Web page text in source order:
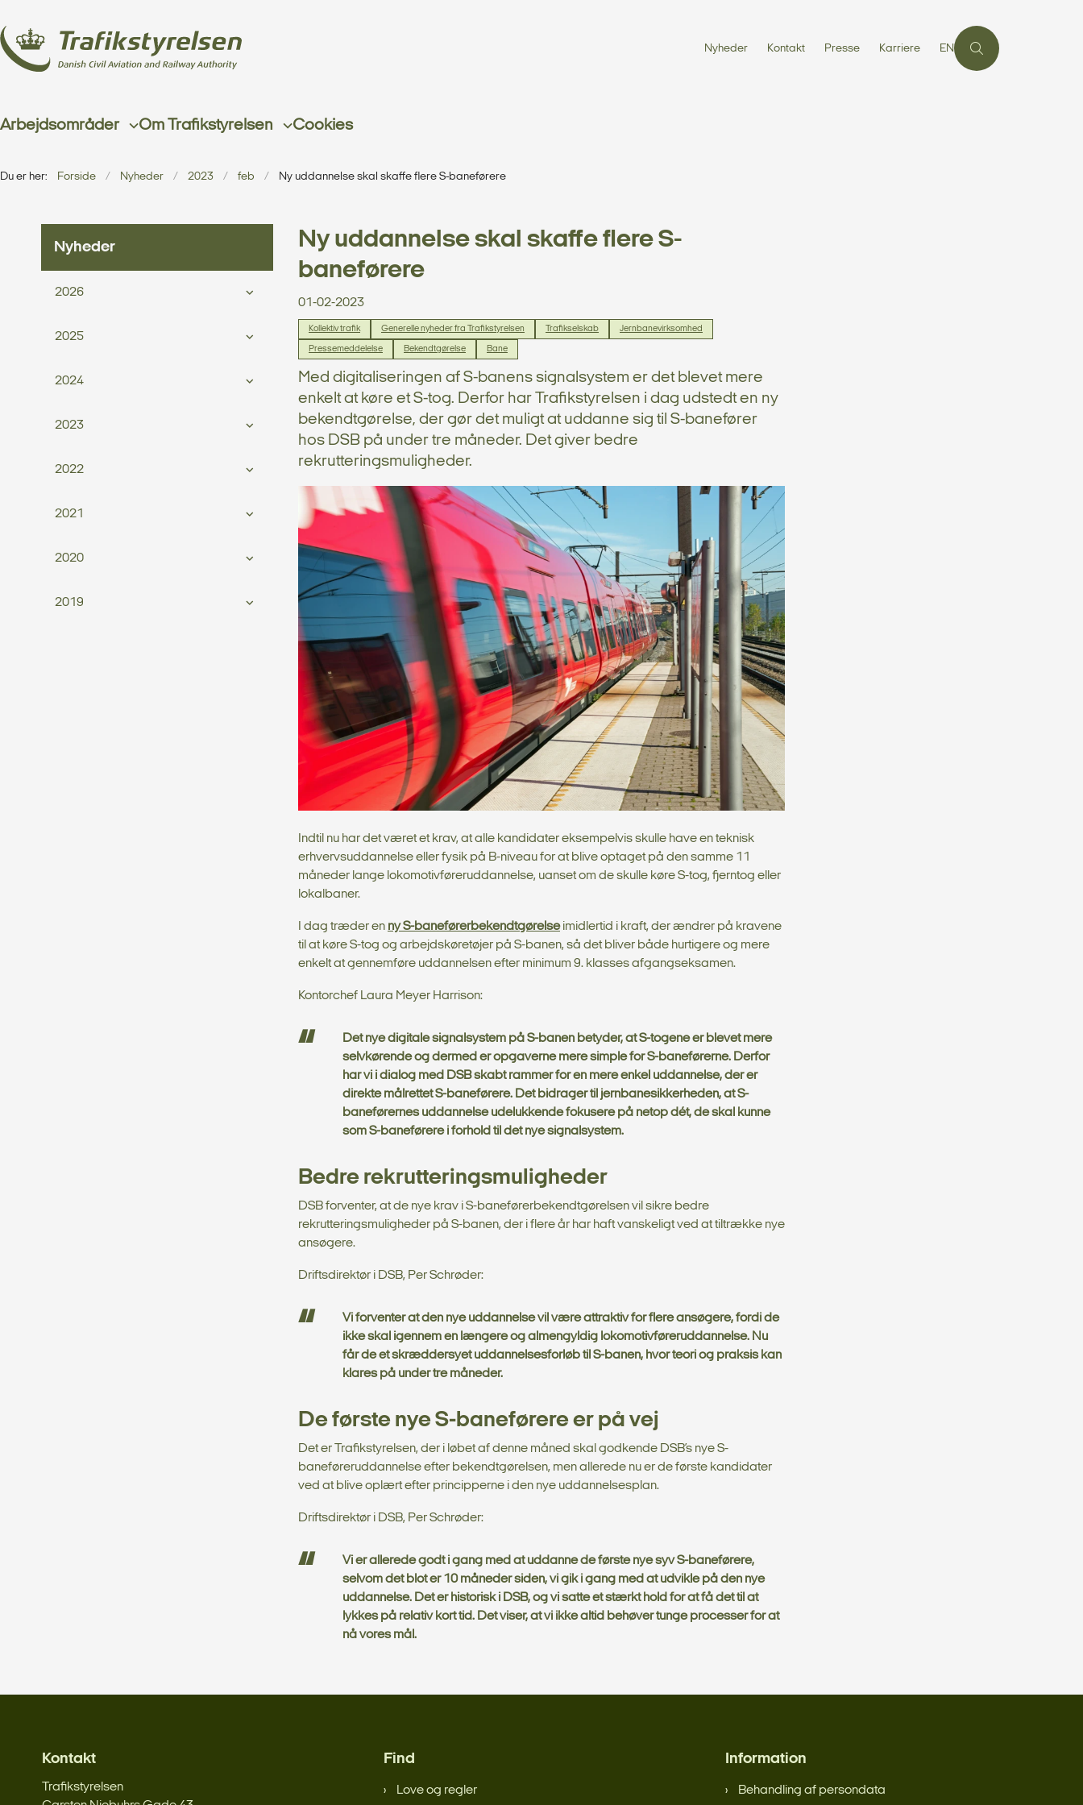
Nyheder Kontakt Presse Karriere EN
Arbejdsområder Om Trafikstyrelsen Cookies
Du er her: Forside Nyheder 2023 feb Ny uddannelse skal skaffe flere S-baneførere
Nyheder
2026
2025
2024
2023
2022
2021
2020
2019
Ny uddannelse skal skaffe flere S-
baneførere
01-02-2023
Kollektiv trafik Generelle nyheder fra Trafikstyrelsen Trafikselskab Jernbanevirksomhed
Pressemeddelelse Bekendtgørelse Bane
Med digitaliseringen af S-banens signalsystem er det blevet mere
enkelt at køre et S-tog. Derfor har Trafikstyrelsen i dag udstedt en ny
bekendtgørelse, der gør det muligt at uddanne sig til S-banefører
hos DSB på under tre måneder. Det giver bedre
rekrutteringsmuligheder.
Indtil nu har det været et krav, at alle kandidater eksempelvis skulle have en teknisk
erhvervsuddannelse eller fysik på B-niveau for at blive optaget på den samme 11
måneder lange lokomotivføreruddannelse, uanset om de skulle køre S-tog, fjerntog eller
lokalbaner.
I dag træder en ny S-baneførerbekendtgørelseimidlertid i kraft, der ændrer på kravene
til at køre S-tog og arbejdskøretøjer på S-banen, så det bliver både hurtigere og mere
enkelt at gennemføre uddannelsen efter minimum 9. klasses afgangseksamen.
Kontorchef Laura Meyer Harrison:
Det nye digitale signalsystem på S-banen betyder, at S-togene er blevet mere
selvkørende og dermed er opgaverne mere simple for S-baneførerne. Derfor
har vi i dialog med DSB skabt rammer for en mere enkel uddannelse, der er
direkte målrettet S-baneførere. Det bidrager til jernbanesikkerheden, at S-
baneførernes uddannelse udelukkende fokusere på netop dét, de skal kunne
som S-baneførere i forhold til det nye signalsystem.
Bedre rekrutteringsmuligheder
DSB forventer, at de nye krav i S-baneførerbekendtgørelsen vil sikre bedre
rekrutteringsmuligheder på S-banen, der i flere år har haft vanskeligt ved at tiltrække nye
ansøgere.
Driftsdirektør i DSB, Per Schrøder:
Vi forventer at den nye uddannelse vil være attraktiv for flere ansøgere, fordi de
ikke skal igennem en længere og almengyldig lokomotivføreruddannelse. Nu
får de et skræddersyet uddannelsesforløb til S-banen, hvor teori og praksis kan
klares på under tre måneder.
De første nye S-baneførere er på vej
Det er Trafikstyrelsen, der i løbet af denne måned skal godkende DSB’s nye S-
baneføreruddannelse efter bekendtgørelsen, men allerede nu er de første kandidater
ved at blive oplært efter principperne i den nye uddannelsesplan.
Driftsdirektør i DSB, Per Schrøder:
Vi er allerede godt i gang med at uddanne de første nye syv S-baneførere,
selvom det blot er 10 måneder siden, vi gik i gang med at udvikle på den nye
uddannelse. Det er historisk i DSB, og vi satte et stærkt hold for at få det til at
lykkes på relativ kort tid. Det viser, at vi ikke altid behøver tunge processer for at
nå vores mål.
Kontakt
Trafikstyrelsen
Find
Love og regler
Information
Behandling af persondata